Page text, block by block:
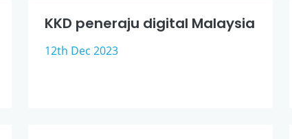
KKD peneraju digital Malaysia
12th Dec 2023